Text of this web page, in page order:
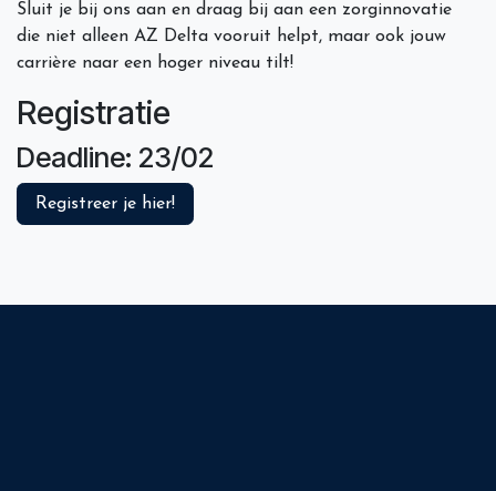
Sluit je bij ons aan en draag bij aan een zorginnovatie
die niet alleen AZ Delta vooruit helpt, maar ook jouw
carrière naar een hoger niveau tilt!
Registratie
Deadline: 23/02
Registreer je hier!